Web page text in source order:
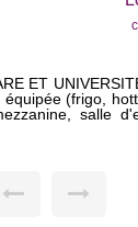
~F4 de
2 chbres. Cave.
les charges Libre LE 10/09/2026